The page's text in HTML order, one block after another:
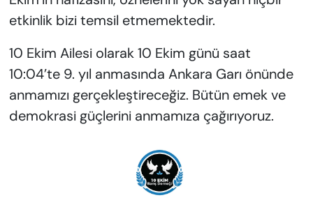
etkinlik bizi temsil etmemektedir.
10 Ekim Ailesi olarak 10 Ekim günü saat
10:04’te 9. yıl anmasında Ankara Garı önünde
anmamızı gerçekleştireceğiz. Bütün emek ve
demokrasi güçlerini anmamıza çağırıyoruz.